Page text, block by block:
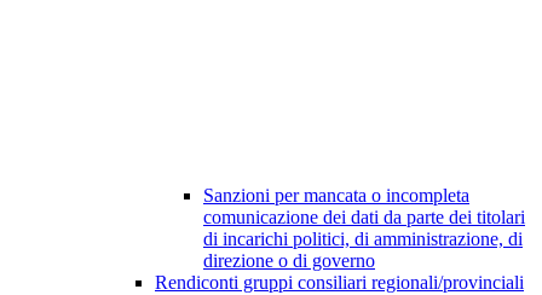
Sanzioni per mancata o incompleta
comunicazione dei dati da parte dei titolari
di incarichi politici, di amministrazione, di
direzione o di governo
Rendiconti gruppi consiliari regionali/provinciali